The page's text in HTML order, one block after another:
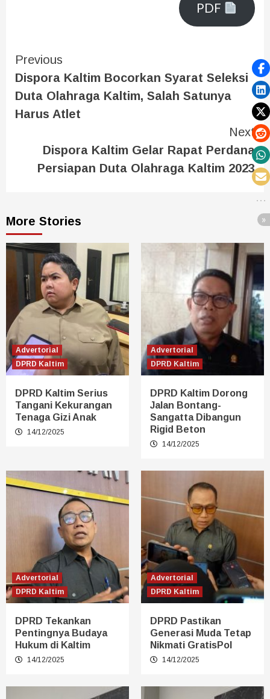
PDF
Previous
Dispora Kaltim Bocorkan Syarat Seleksi
Duta Olahraga Kaltim, Salah Satunya
Harus Atlet
Next
Dispora Kaltim Gelar Rapat Perdana
Persiapan Duta Olahraga Kaltim 2023
More Stories
Advertorial
DPRD Kaltim
DPRD Kaltim Serius
Tangani Kekurangan
Tenaga Gizi Anak
14/12/2025
Advertorial
DPRD Kaltim
DPRD Kaltim Dorong
Jalan Bontang-
Sangatta Dibangun
Rigid Beton
14/12/2025
Advertorial
DPRD Kaltim
DPRD Tekankan
Pentingnya Budaya
Hukum di Kaltim
14/12/2025
Advertorial
DPRD Kaltim
DPRD Pastikan
Generasi Muda Tetap
Nikmati GratisPol
14/12/2025